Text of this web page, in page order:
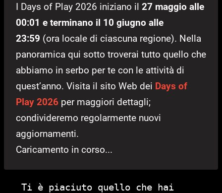
I Days of Play 2026 iniziano il 27 maggio alle
00:01 e terminano il 10 giugno alle
23:59 (ora locale di ciascuna regione). Nella
panoramica qui sotto troverai tutto quello che
abbiamo in serbo per te con le attività di
quest’anno. Visita il sito Web dei Days of
Play 2026 per maggiori dettagli;
condivideremo regolarmente nuovi
aggiornamenti.
Caricamento in corso...
Ti è piaciuto quello che hai